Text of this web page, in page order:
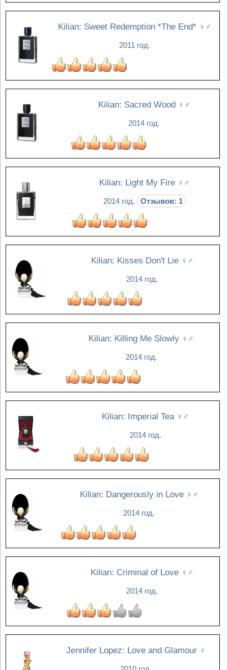
Kilian: Sweet Redemption *The End* ♀♂
2011 год.
Kilian: Sacred Wood ♀♂
2014 год.
Kilian: Light My Fire ♀♂
2014 год. Отзывов: 1
Kilian: Kisses Don't Lie ♀♂
2014 год.
Kilian: Killing Me Slowly ♀♂
2014 год.
Kilian: Imperial Tea ♀♂
2014 год.
Kilian: Dangerously in Love ♀♂
2014 год.
Kilian: Criminal of Love ♀♂
2014 год.
Jennifer Lopez: Love and Glamour ♀